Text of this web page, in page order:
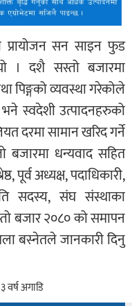
सन साइन फुड
। दशै सस्तो बजारमा
पिङ्गको व्यवस्था गरेकोले
स्वदेशी उत्पादनहरुको
दरमा सामान खरिद गर्ने
बजारमा धन्यवाद सहित
पूर्व अध्यक्ष, पदाधिकारी,
सदस्य, संघ संस्थाका
बजार २०८० को समापन
बस्नेतले जानकारी दिनु
अगाडि